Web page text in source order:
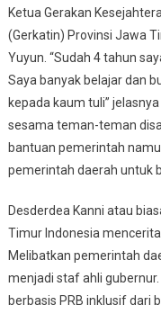
Ketua Gerakan
(Gerkatin) Provinsi Jawa
Yuyun. “Sudah 4 tahun
Saya banyak belajar dan
kepada kaum tuli”
sesama teman-teman
bantuan pemerintah
pemerintah daerah untuk
Desderdea Kanni atau
Timur Indonesia
Melibatkan pemerintah
menjadi staf ahli
berbasis PRB inklusif dari